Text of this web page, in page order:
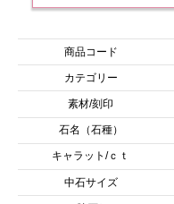
商品コード
カテゴリー
素材/刻印
石名（石種）
キャラット/ｃｔ
中石サイズ